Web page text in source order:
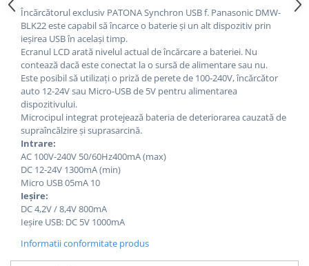
Încărcătorul exclusiv PATONA Synchron USB f. Panasonic DMW-
BLK22 este capabil să încarce o baterie și un alt dispozitiv prin
ieșirea USB în același timp.
Ecranul LCD arată nivelul actual de încărcare a bateriei. Nu
contează dacă este conectat la o sursă de alimentare sau nu.
Este posibil să utilizați o priză de perete de 100-240V, încărcător
auto 12-24V sau Micro-USB de 5V pentru alimentarea
dispozitivului.
Microcipul integrat protejează bateria de deteriorarea cauzată de
supraîncălzire și suprasarcină.
Intrare:
AC 100V-240V 50/60Hz400mA (max)
DC 12-24V 1300mA (min)
Micro USB 05mA 10
Ieșire:
DC 4,2V / 8,4V 800mA
Ieșire USB: DC 5V 1000mA
Informatii conformitate produs